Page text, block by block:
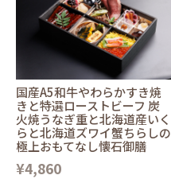
国産A5和牛やわらかすき焼
きと特選ローストビーフ 炭
火焼うなぎ重と北海道産いく
らと北海道ズワイ蟹ちらしの
極上おもてなし懐石御膳
¥4,860